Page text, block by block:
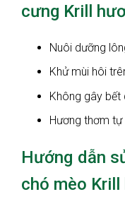
cưng Krill
Nuôi dưỡng
Khử mùi hôi
Không gây bết
Hương thơm tự
Hướng dẫn
chó mèo